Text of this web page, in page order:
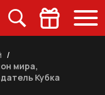
/
мира,
Кубка